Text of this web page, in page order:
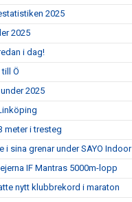
2025
2025
i dag!
Ö
2025
meter i tresteg
i sina grenar under SAYO Indoor
IF Mantras 5000m-lopp
nytt klubbrekord i maraton